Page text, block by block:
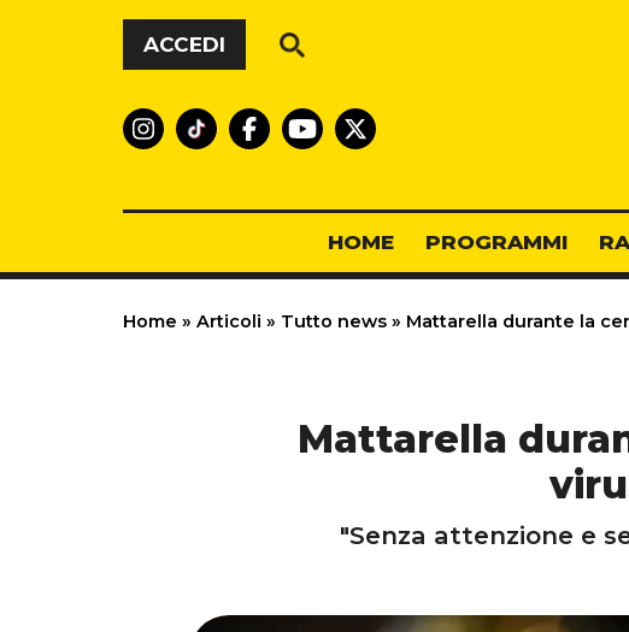
Vai al contenuto
ACCEDI
HOME PROGRAMMI
Home » Articoli » Tutto news » Mattarella durante la
Mattarella
"Senza attenzione e